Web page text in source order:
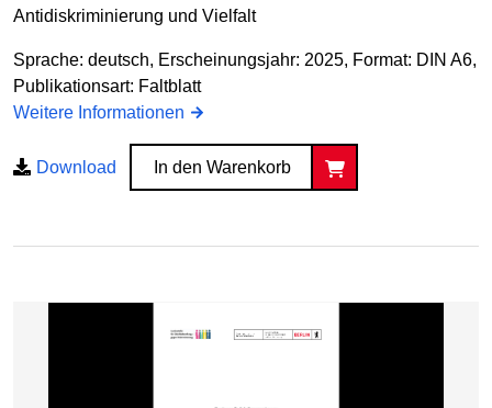
Antidiskriminierung und Vielfalt
Sprache: deutsch, Erscheinungsjahr: 2025, Format: DIN A6,
Publikationsart: Faltblatt
Weitere Informationen
Download In den Warenkorb